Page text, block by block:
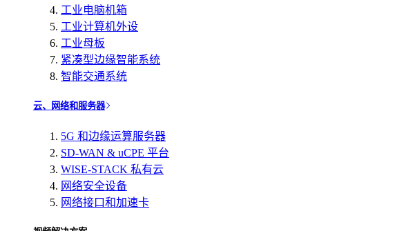
工业电脑机箱
工业计算机外设
工业母板
紧凑型边缘智能系统
智能交通系统
云、网络和服务器
5G 和边缘运算服务器
SD-WAN & uCPE 平台
WISE-STACK 私有云
网络安全设备
网络接口和加速卡